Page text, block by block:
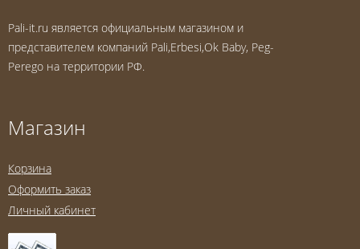
Pali-it.ru является официальным магазином и
представителем компаний Pali,Erbesi,Ok Baby, Peg-
Perego на территории РФ.
Магазин
Корзина
Оформить заказ
Личный кабинет